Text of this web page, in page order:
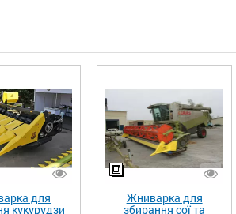
для
кукурудзи
Жниварка для
збирання сої та